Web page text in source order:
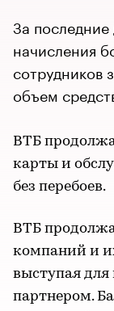
За последние
начисления
сотрудников
объем
ВТБ
карты и
без перебоев.
ВТБ
компаний и
выступая
партнером.